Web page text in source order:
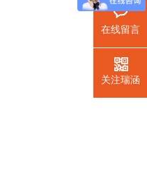
在线留言
关注瑞涵